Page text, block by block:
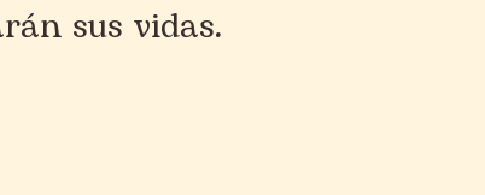
sus vidas.